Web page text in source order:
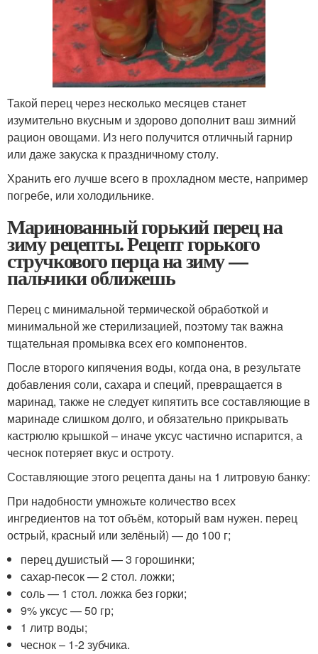
Такой перец через несколько месяцев станет
изумительно вкусным и здорово дополнит ваш зимний
рацион овощами. Из него получится отличный гарнир
или даже закуска к праздничному столу.
Хранить его лучше всего в прохладном месте, например
погребе, или холодильнике.
Маринованный горький перец на
зиму рецепты. Рецепт горького
стручкового перца на зиму —
пальчики оближешь
Перец с минимальной термической обработкой и
минимальной же стерилизацией, поэтому так важна
тщательная промывка всех его компонентов.
После второго кипячения воды, когда она, в результате
добавления соли, сахара и специй, превращается в
маринад, также не следует кипятить все составляющие в
маринаде слишком долго, и обязательно прикрывать
кастрюлю крышкой – иначе уксус частично испарится, а
чеснок потеряет вкус и остроту.
Составляющие этого рецепта даны на 1 литровую банку:
При надобности умножьте количество всех
ингредиентов на тот объём, который вам нужен. перец
острый, красный или зелёный) — до 100 г;
перец душистый — 3 горошинки;
сахар-песок — 2 стол. ложки;
соль — 1 стол. ложка без горки;
9% уксус — 50 гр;
1 литр воды;
чеснок – 1-2 зубчика.